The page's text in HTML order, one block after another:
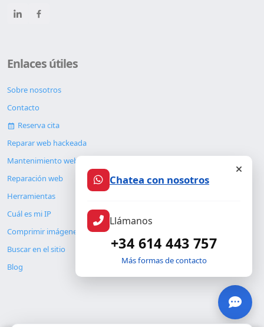
Enlaces útiles
Sobre nosotros
Contacto
Reserva cita
Reparar web hackeada
Mantenimiento web
Reparación web
Herramientas
Cuál es mi IP
Comprimir imágenes
Buscar en el sitio
Blog
Chatea con nosotros
Llámanos
+34 614 443 757
Más formas de contacto